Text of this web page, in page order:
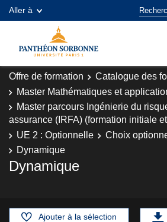
Aller à
Offre de formation Catalogue des
Master Mathématiques et
Master parcours Ingénierie du
assurance (IRFA) (formation initiale
UE 2 : Optionnelle
Choix
Dynamique
Dynamique
Ajouter à la sélection